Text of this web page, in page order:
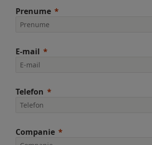
Prenume
E-mail
Telefon
Companie